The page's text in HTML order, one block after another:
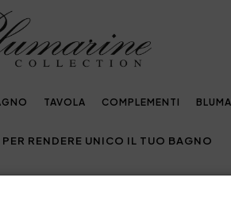
TAVOLA COMPLEMENTI
RENDERE UNICO IL TUO BAGNO